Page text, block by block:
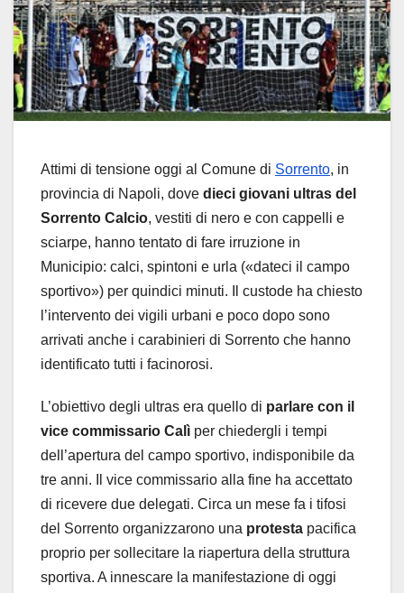
Attimi di tensione oggi al Comune di Sorrento, in
provincia di Napoli, dove dieci giovani ultras del
Sorrento Calcio, vestiti di nero e con cappelli e
sciarpe, hanno tentato di fare irruzione in
Municipio: calci, spintoni e urla («dateci il campo
sportivo») per quindici minuti. Il custode ha chiesto
l’intervento dei vigili urbani e poco dopo sono
arrivati anche i carabinieri di Sorrento che hanno
identificato tutti i facinorosi.
L’obiettivo degli ultras era quello di parlare con il
vice commissario Calì per chiedergli i tempi
dell’apertura del campo sportivo, indisponibile da
tre anni. Il vice commissario alla fine ha accettato
di ricevere due delegati. Circa un mese fa i tifosi
del Sorrento organizzarono una protesta pacifica
proprio per sollecitare la riapertura della struttura
sportiva. A innescare la manifestazione di oggi